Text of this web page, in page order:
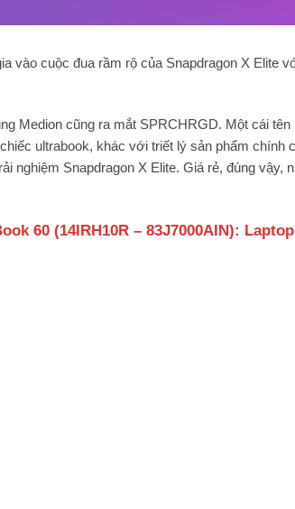
vào cuộc đua rầm rộ của Snapdragon X Elite
Medion cũng ra mắt SPRCHRGD. Một cái tên
ultrabook, khác với triết lý sản phẩm chính
nghiệm Snapdragon X Elite. Giá rẻ, đúng vậy,
60 (14IRH10R – 83J7000AIN):